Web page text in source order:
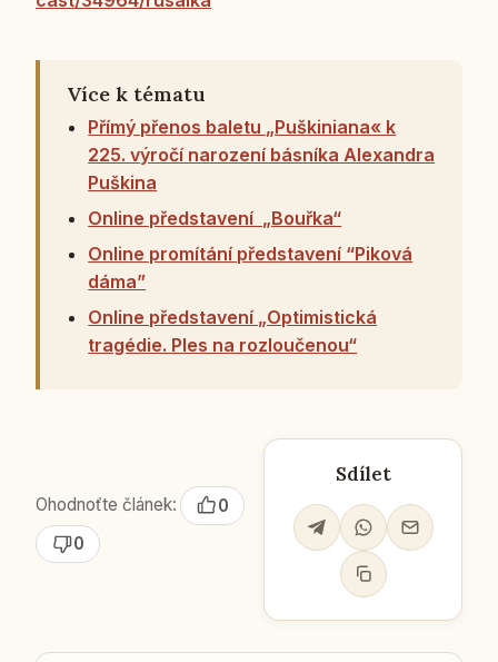
Více k tématu
Přímý přenos baletu „Puškiniana« k
225. výročí narození básníka Alexandra
Puškina
Online představení „Bouřka“
Online promítání představení “Piková
dáma”
Online představení „Optimistická
tragédie. Ples na rozloučenou“
Ohodnoťte článek:
0
0
Sdílet